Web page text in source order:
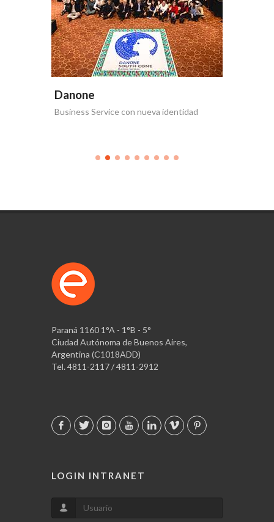
Danone
Business Service con nueva identidad
Paraná 1160 1°A - 1°B - 5°
Ciudad Autónoma de Buenos Aires,
Argentina (C1018ADD)
Tel. 4811-2117 / 4811-2912
LOGIN INTRANET